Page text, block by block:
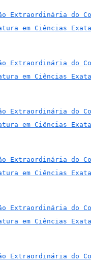
Extraordinária do
em Ciências
Extraordinária do
em Ciências
Extraordinária do
em Ciências
Extraordinária do
em Ciências
Extraordinária do
em Ciências
Extraordinária do